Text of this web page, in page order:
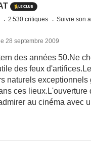
2 530 critiques Suivre son
28 septembre 2009
des années 50.Ne
des feux
naturels
ces
au cinéma avec